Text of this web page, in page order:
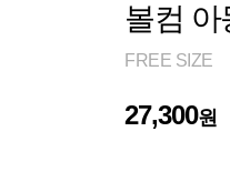
볼컴 아
FREE SIZE
27,300원